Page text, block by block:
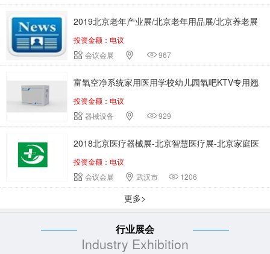
2019北京老年产业展/北京老年用品展/北京养老展
投资金额：电议
会议会展
967
富氧空净系统家用医用学校幼儿园氧吧KTV专用翘
华招商中
投资金额：电议
器械设备
929
2018北京医疗器械展-北京智慧医疗展-北京家庭医
疗展览会
投资金额：电议
会议会展
武汉市 1206
更多>
行业展会
Industry Exhibition